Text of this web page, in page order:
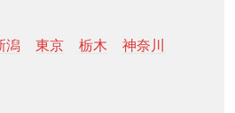
潟 東京 栃木
神奈川